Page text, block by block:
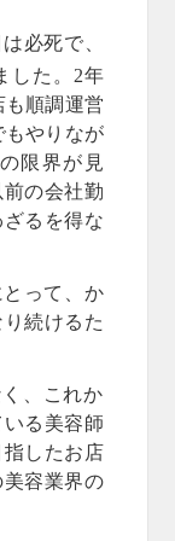
必死で、
した。2年
も順調運営
もやりなが
限界が見
の会社勤
るを得な
って、か
続けるた
、これか
る美容師
したお店
容業界の